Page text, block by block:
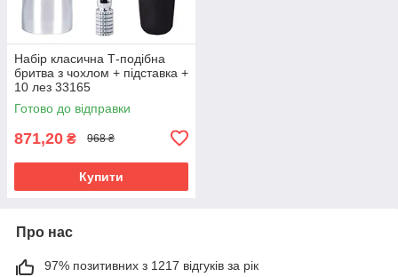
Набір класична Т-подібна
бритва з чохлом + підставка +
10 лез 33165
Готово до відправки
871,20 ₴ 968 ₴
Купити
Про нас
97% позитивних з 1217 відгуків за рік